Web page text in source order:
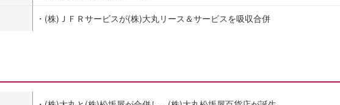
・(株)ＪＦＲサービスが(株)大丸リース＆サービスを吸収合併